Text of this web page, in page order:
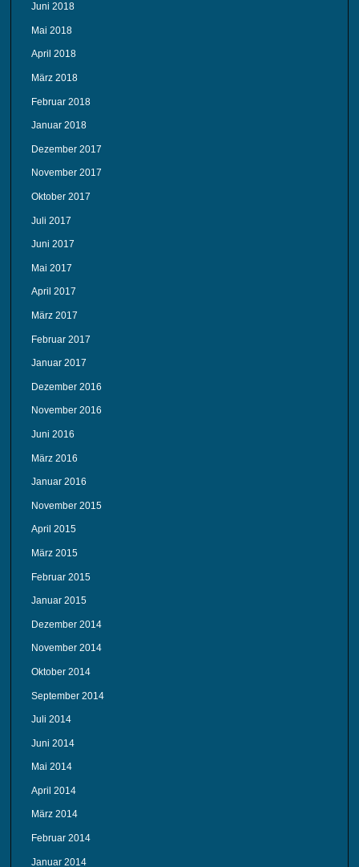
Juni 2018
Mai 2018
April 2018
März 2018
Februar 2018
Januar 2018
Dezember 2017
November 2017
Oktober 2017
Juli 2017
Juni 2017
Mai 2017
April 2017
März 2017
Februar 2017
Januar 2017
Dezember 2016
November 2016
Juni 2016
März 2016
Januar 2016
November 2015
April 2015
März 2015
Februar 2015
Januar 2015
Dezember 2014
November 2014
Oktober 2014
September 2014
Juli 2014
Juni 2014
Mai 2014
April 2014
März 2014
Februar 2014
Januar 2014